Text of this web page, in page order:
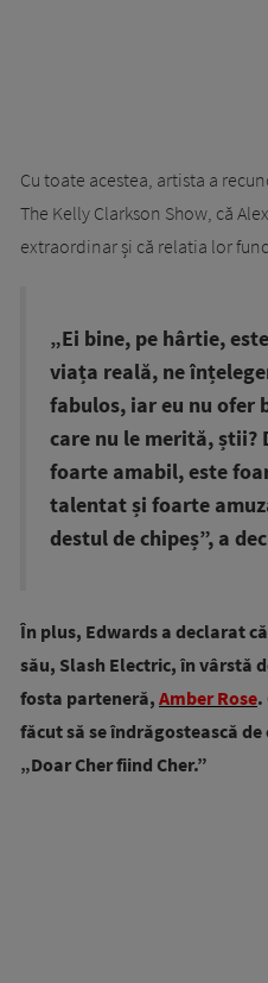
Cu toate acestea, artista a
The Kelly Clarkson Show, că
extraordinar și că relatia lor
„Ei bine, pe hârtie,
viața reală, ne
fabulos, iar eu nu
care nu le merită, știi?
foarte amabil, este
talentat și foarte
destul de chipeș”, a
În plus, Edwards a declarat
său, Slash Electric, în vârstă
fosta parteneră, Amber Rose.
făcut să se îndrăgostească
„Doar Cher fiind Cher.”